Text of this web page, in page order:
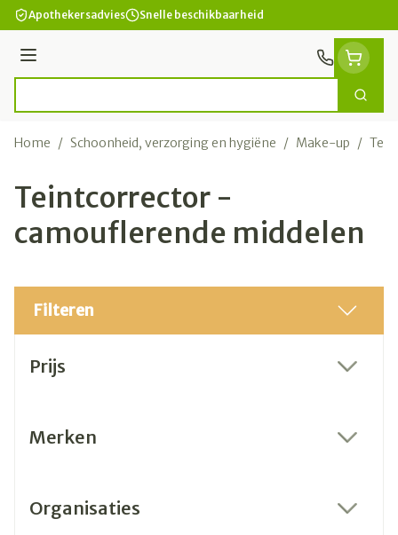
Ga naar de inhoud
Apothekersadvies Snelle beschikbaarheid
Menu
Zoek
Home / Schoonheid, verzorging en hygiëne / Make-up /
Teintcorrector -
camouflerende middelen
Filteren
Prijs
Merken
Organisaties